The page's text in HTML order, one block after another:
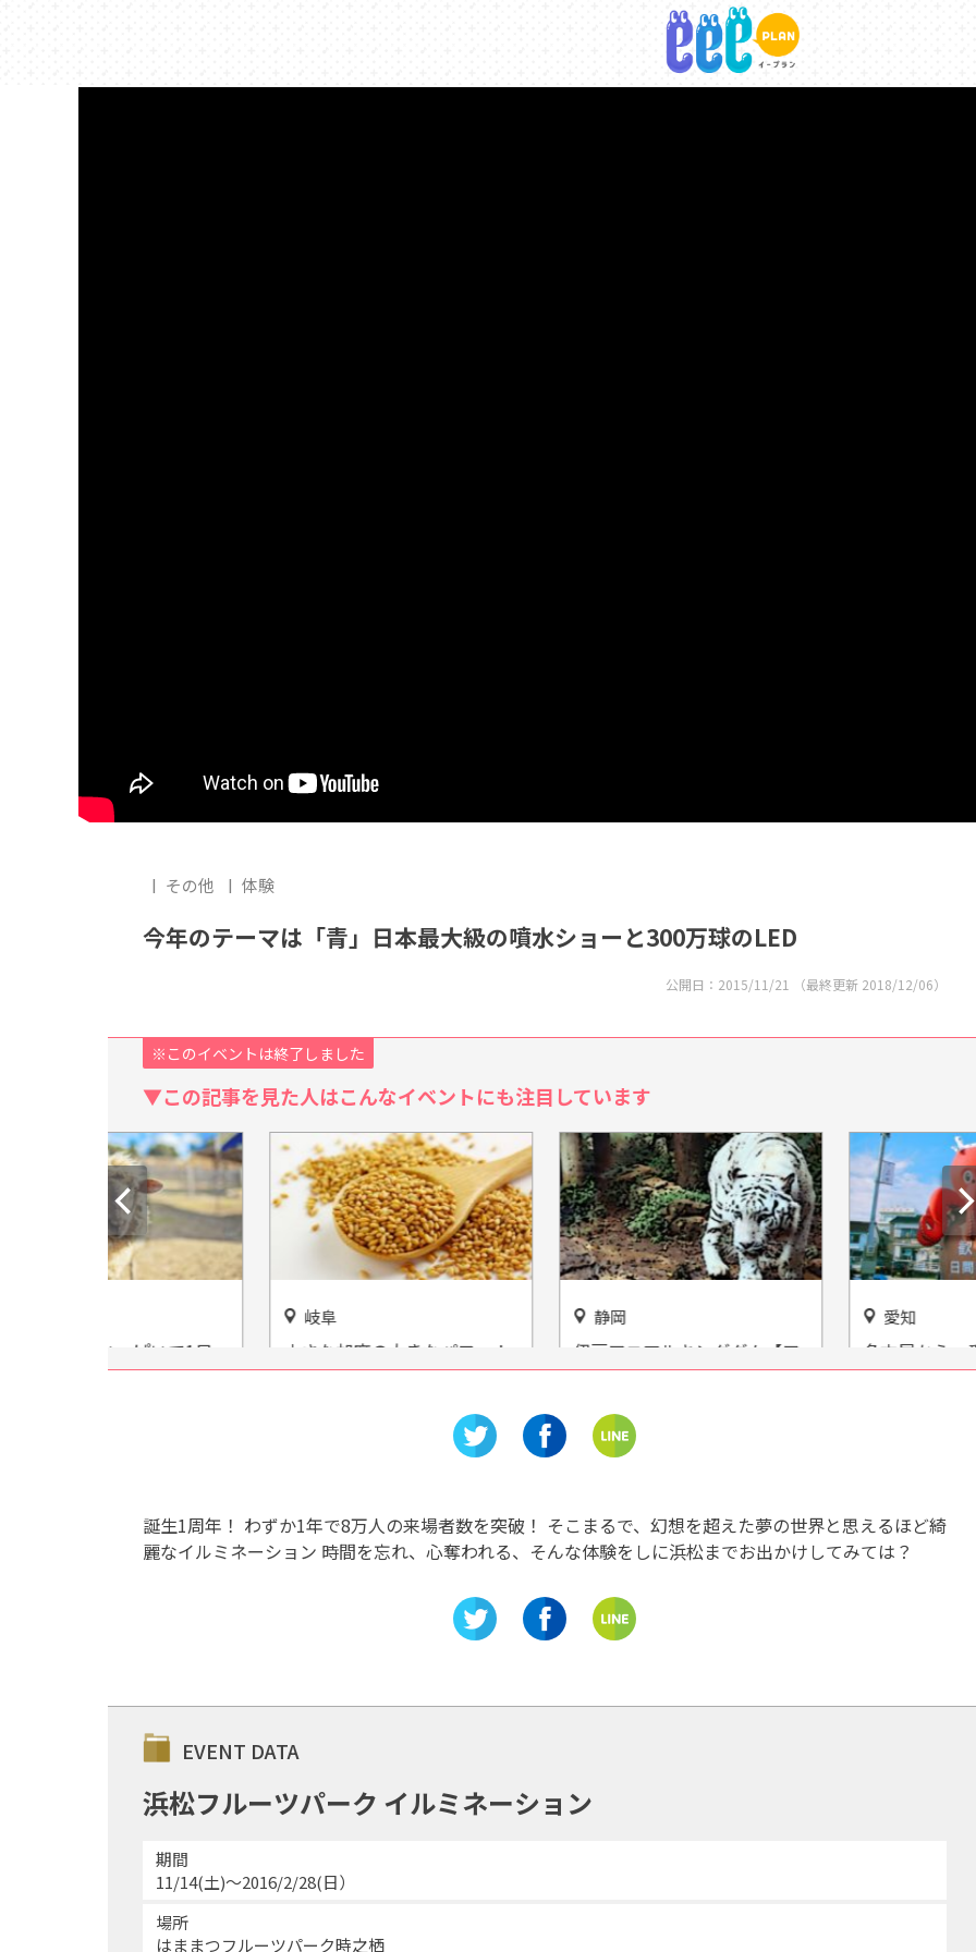
その他 体験
今年のテーマは「青」日本最大級の噴水ショーと300万球のLED
公開日： 2015/11/21 （最終更新 2018/12/06）
※このイベントは終了しました
▼この記事を見た人はこんなイベントにも注目しています
小さな胡麻の大きなパワー！
岐阜県関ケ原「胡麻の郷」が
伊豆アニマルキングダム【ア
ニキン名物】動物勝負とは!?
で見られる?
名古屋から一番近い島！見ど
ころ満載の『日間賀島』のお
誕生1周年！ わずか1年で8万人の来場者数を突破！ そこまるで、幻想を超えた夢の世界と思えるほど綺
麗なイルミネーション 時間を忘れ、心奪われる、そんな体験をしに浜松までお出かけしてみては？
EVENT DATA
浜松フルーツパーク イルミネーション
期間
11/14(土)～2016/2/28(日）
場所
はままつフルーツパーク時之栖
さるぼぼやマイ箸づくりなど
豊富な体験を予約なしで！
「飛騨高山思い出体験館」
開催中
日本初の白だしを生みだし
場所！「七福醸造 ありが